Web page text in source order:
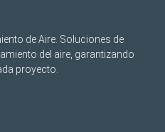
de Aire. Soluciones de
del aire, garantizando
proyecto.